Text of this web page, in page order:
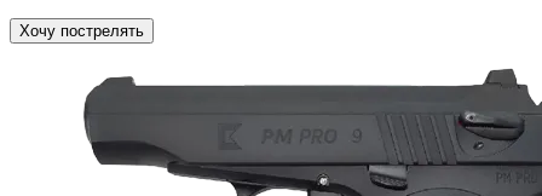
Хочу пострелять